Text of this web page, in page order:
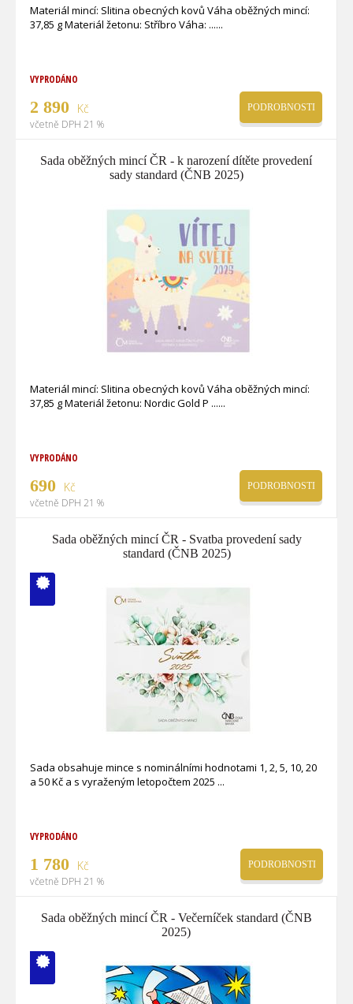
Materiál mincí: Slitina obecných kovů Váha oběžných mincí:
37,85 g Materiál žetonu: Stříbro Váha: ...
VYPRODÁNO
2 890 Kč
včetně DPH 21 %
PODROBNOSTI
Sada oběžných mincí ČR - k narození dítěte provedení
sady standard (ČNB 2025)
Materiál mincí: Slitina obecných kovů Váha oběžných mincí:
37,85 g Materiál žetonu: Nordic Gold P ...
VYPRODÁNO
690 Kč
včetně DPH 21 %
PODROBNOSTI
Sada oběžných mincí ČR - Svatba provedení sady
standard (ČNB 2025)
V ČM zcela
Sada obsahuje mince s nominálními hodnotami 1, 2, 5, 10, 20
a 50 Kč a s vyraženým letopočtem 2025
VYPRODÁNO
1 780 Kč
včetně DPH 21 %
PODROBNOSTI
Sada oběžných mincí ČR - Večerníček standard (ČNB
2025)
V ČM zcela